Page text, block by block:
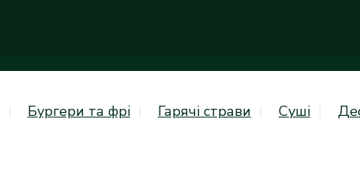
Бургери та фрі Гарячі страви Суші